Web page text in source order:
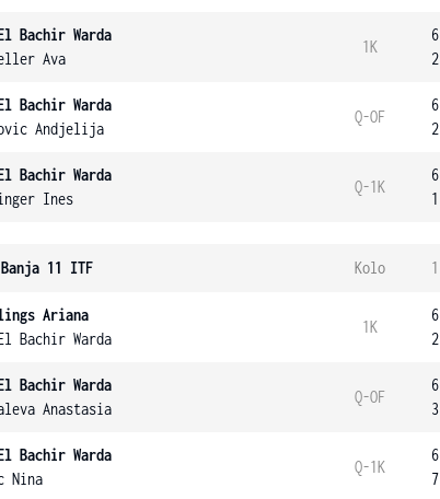
Bachir Warda
Ava
1K
6
2
Bachir Warda
Andjelija
Q-OF
6
2
Bachir Warda
Ines
Q-1K
6
1
11 ITF Kolo 1
Ariana
Bachir Warda
1K
6
2
Bachir Warda
Anastasia
Q-OF
6
3
Bachir Warda
Nina
Q-1K
6
7